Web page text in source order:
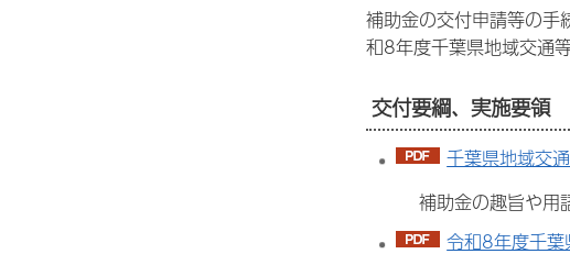
補助金の交付申請等の手
和8年度千葉県地域交通
交付要綱、実施要領
千葉県地域交
補助金の趣旨や用
令和8年度千葉